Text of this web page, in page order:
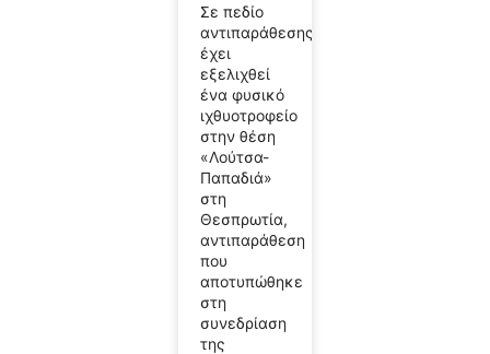
Σε πεδίο
αντιπαράθεσης
έχει
εξελιχθεί
ένα φυσικό
ιχθυοτροφείο
στην θέση
«Λούτσα-
Παπαδιά»
στη
Θεσπρωτία,
αντιπαράθεση
που
αποτυπώθηκε
στη
συνεδρίαση
της